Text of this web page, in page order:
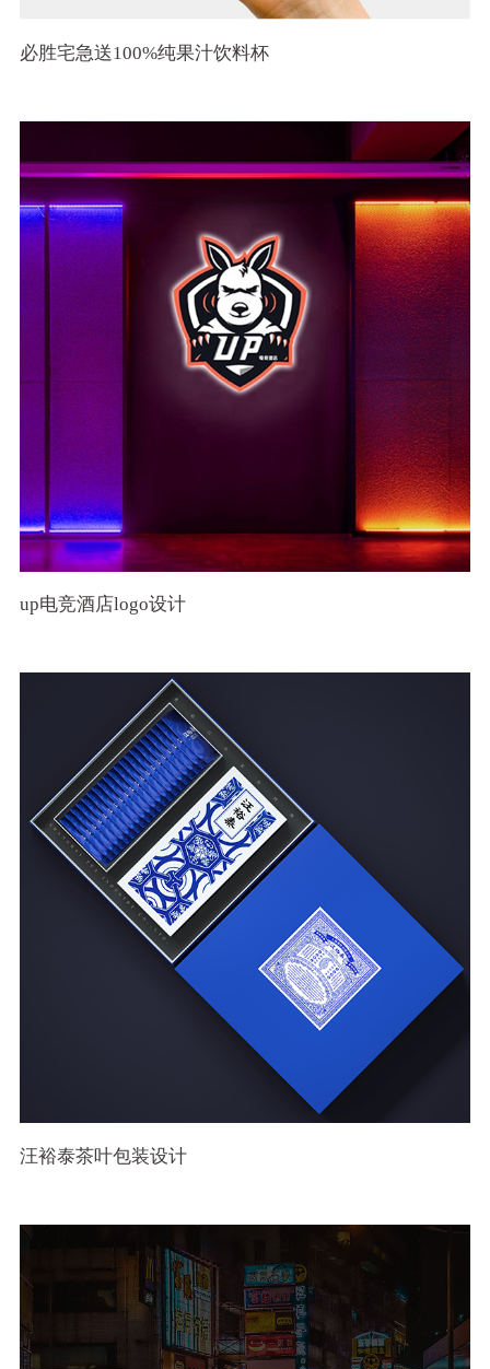
必胜宅急送100%纯果汁饮料杯
up电竞酒店logo设计
汪裕泰茶叶包装设计